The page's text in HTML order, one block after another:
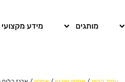
מותגים מידע מקצועי